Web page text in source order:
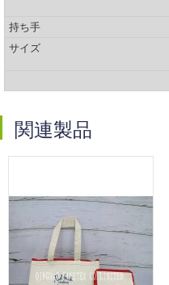
持ち手
サイズ
関連製品